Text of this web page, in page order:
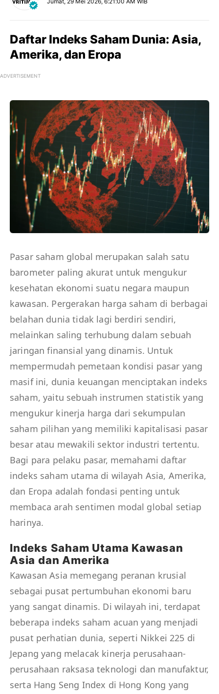
Daftar Indeks Saham Dunia: Asia,
Amerika, dan Eropa
ADVERTISEMENT
Pasar saham global merupakan salah satu
barometer paling akurat untuk mengukur
kesehatan ekonomi suatu negara maupun
kawasan. Pergerakan harga saham di berbagai
belahan dunia tidak lagi berdiri sendiri,
melainkan saling terhubung dalam sebuah
jaringan finansial yang dinamis. Untuk
mempermudah pemetaan kondisi pasar yang
masif ini, dunia keuangan menciptakan indeks
saham, yaitu sebuah instrumen statistik yang
mengukur kinerja harga dari sekumpulan
saham pilihan yang memiliki kapitalisasi pasar
besar atau mewakili sektor industri tertentu.
Bagi para pelaku pasar, memahami daftar
indeks saham utama di wilayah Asia, Amerika,
dan Eropa adalah fondasi penting untuk
membaca arah sentimen modal global setiap
harinya.
Indeks Saham Utama Kawasan
Asia dan Amerika
Kawasan Asia memegang peranan krusial
sebagai pusat pertumbuhan ekonomi baru
yang sangat dinamis. Di wilayah ini, terdapat
beberapa indeks saham acuan yang menjadi
pusat perhatian dunia, seperti Nikkei 225 di
Jepang yang melacak kinerja perusahaan-
perusahaan raksasa teknologi dan manufaktur,
serta Hang Seng Index di Hong Kong yang